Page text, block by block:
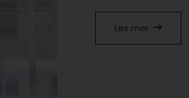
Les mer